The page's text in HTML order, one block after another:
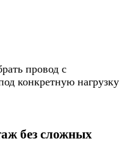
провод с
конкретную нагрузку
без сложных